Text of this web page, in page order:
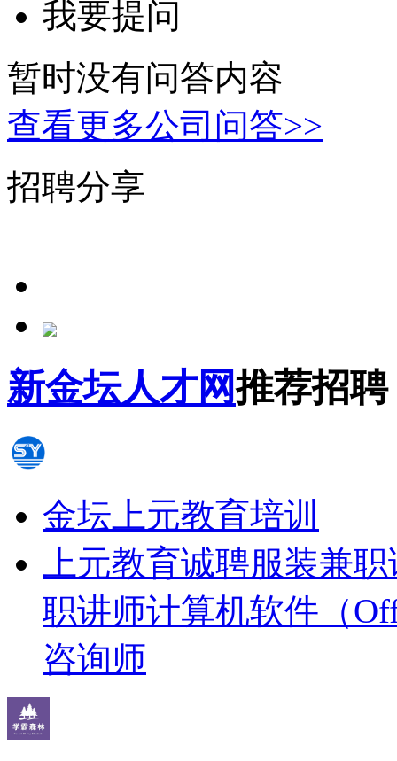
我要提问
暂时没有问答内容
查看更多公司问答>>
招聘分享
新金坛人才网推荐招聘
金坛上元教育培训
上元教育诚聘服装兼
职讲师计算机软件（
咨询师